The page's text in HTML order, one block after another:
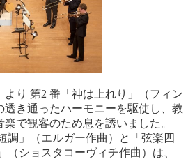
より 第2 番「神は上れり」（フィン
透き通ったハーモニーを駆使し、教
で観客のため息を誘いました。
調」（エルガー作曲）と「弦楽四
（ショスタコーヴィチ作曲）は、